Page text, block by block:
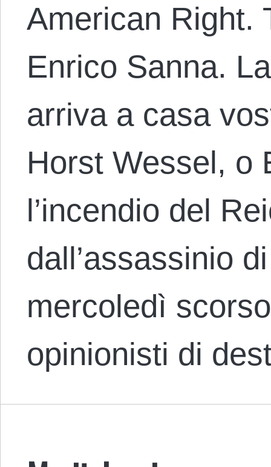
American Right.
Enrico Sanna.
arriva a casa
Horst Wessel, o
l’incendio del
dall’assassinio
mercoledì
opinionisti di